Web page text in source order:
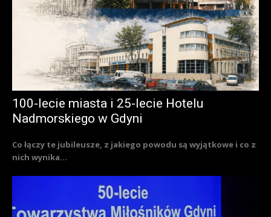
100-lecie miasta i 25-lecie Hotelu
Nadmorskiego w Gdyni
Co łączy te jubileusze, z jakiego powodu są wyjątkowe i co z
nich wynika...